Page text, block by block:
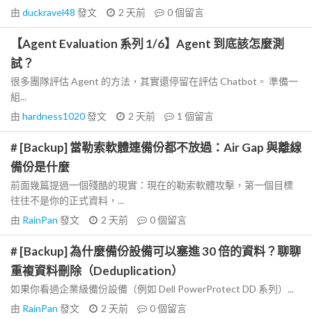
由 duckravel48 發文 2 天前 0個留言
【Agent Evaluation 系列 1/6】Agent 到底該怎麼測
試？
很多團隊評估 Agent 的方法，其實還停留在評估 Chatbot。 準備一
組...
由 hardness1020發文 2 天前 1 個留言
# [Backup] 當勒索軟體連備份都不放過：Air Gap 與離線
備份是什麼
前面幾篇提過一個殘酷的現實：現在的勒索軟體攻擊，第一個目標
往往不是你的正式資料，...
由 RainPan 發文 2 天前 0個留言
# [Backup] 為什麼備份設備可以塞進 30 倍的資料？聊聊
重複資料刪除（Deduplication）
如果你看過企業級備份設備（例如 Dell PowerProtect DD 系列）...
由 RainPan 發文 2 天前 0個留言